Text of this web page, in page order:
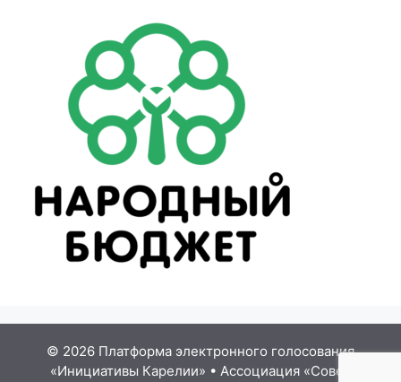
© 2026 Платформа электронного голосования
«Инициативы Карелии» • Ассоциация «Совет